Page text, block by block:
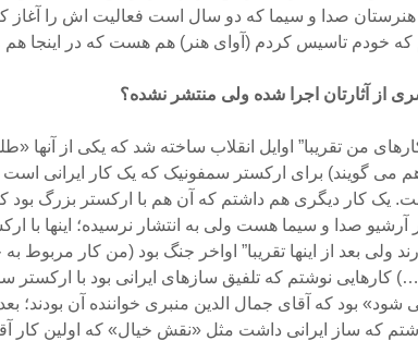
صدا و سیما که دو سال است فعالیت اش را آغاز
خودم تاسیس کردم (آوای هنر) هم هست که در اینجا
از آثارتان اجرا شده ولی منتشر نشده؟
من تقریبا” اوایل انقلاب ساخته شد که یکی از آنها
می گویند) برای ارکستر سمفونیک که یک کار ایرانی
یک کار دیگری هم داشتم که آن هم با ارکستر بزرگ بود که
آرشیو صدا و سیما هست ولی به انتشار نرسیده؛ اینها با
ولی بعد از اینها تقریبا” اواخر جنگ بود (من کار
کارهایی نوشتم که تلفیق سازهای ایرانی بود با ارکستر
شود» بود که آقای جمال الدین منبری خواننده آن بودند؛
که ساز ایرانی داشت مثل «نقش خیال» که اولین کار